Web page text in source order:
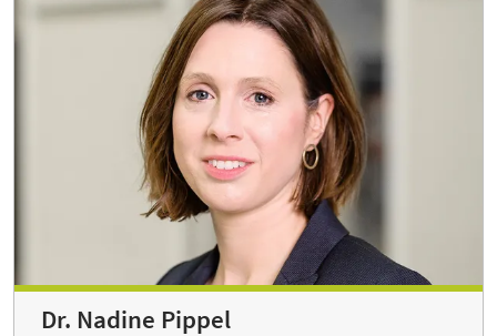
Dr. Nadine Pippel